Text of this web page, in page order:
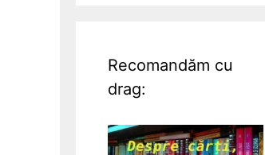
Recomandăm cu
drag: